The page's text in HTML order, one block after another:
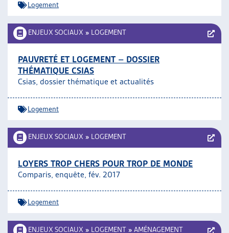
Logement
ENJEUX SOCIAUX » LOGEMENT
PAUVRETÉ ET LOGEMENT – DOSSIER
THÉMATIQUE CSIAS
Csias, dossier thématique et actualités
Logement
ENJEUX SOCIAUX » LOGEMENT
LOYERS TROP CHERS POUR TROP DE MONDE
Comparis, enquête, fév. 2017
Logement
ENJEUX SOCIAUX » LOGEMENT » AMÉNAGEMENT